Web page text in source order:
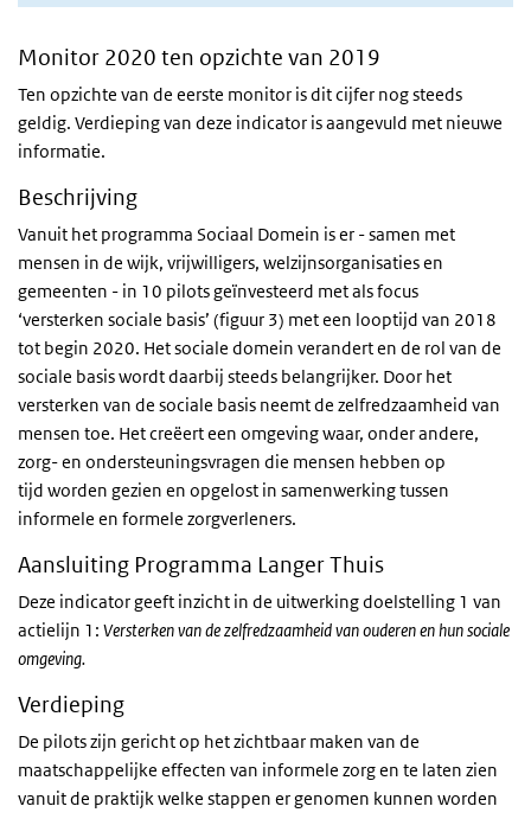
Monitor 2020 ten opzichte van 2019
Ten opzichte van de eerste monitor is dit cijfer nog steeds
geldig. Verdieping van deze indicator is aangevuld met nieuwe
informatie.
Beschrijving
Vanuit het programma Sociaal Domein is er - samen met
mensen in de wijk, vrijwilligers, welzijnsorganisaties en
gemeenten - in 10 pilots geïnvesteerd met als focus
‘versterken sociale basis’ (figuur 3) met een looptijd van 2018
tot begin 2020. Het sociale domein verandert en de rol van de
sociale basis wordt daarbij steeds belangrijker. Door het
versterken van de sociale basis neemt de zelfredzaamheid van
mensen toe. Het creëert een omgeving waar, onder andere,
zorg- en ondersteuningsvragen die mensen hebben op
tijd worden gezien en opgelost in samenwerking tussen
informele en formele zorgverleners.
Aansluiting Programma Langer Thuis
Deze indicator geeft inzicht in de uitwerking doelstelling 1 van
actielijn 1: Versterken van de zelfredzaamheid van ouderen en hun sociale
omgeving.
Verdieping
De pilots zijn gericht op het zichtbaar maken van de
maatschappelijke effecten van informele zorg en te laten zien
vanuit de praktijk welke stappen er genomen kunnen worden